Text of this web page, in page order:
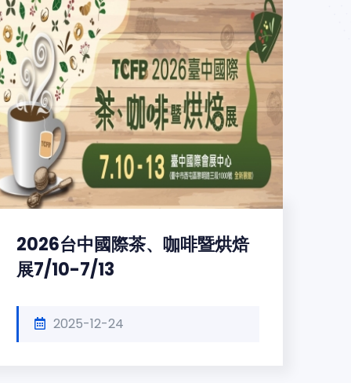
2026台中國際茶、咖啡暨烘焙
展7/10-7/13
2025-12-24